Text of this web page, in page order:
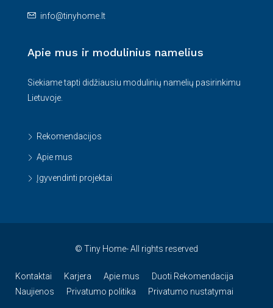
info@tinyhome.lt
Apie mus ir modulinius namelius
Siekiame tapti didžiausiu modulinių namelių pasirinkimu
Lietuvoje.
Rekomendacijos
Apie mus
Įgyvendinti projektai
© Tiny Home- All rights reserved
Kontaktai Karjera Apie mus
Duoti Rekomendacija
Naujienos
Privatumo politika Privatumo nustatymai